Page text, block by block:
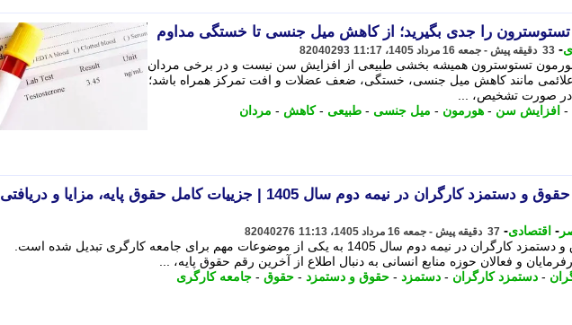
تستوسترون را جدی بگیرید؛ از کاهش میل جنسی تا خستگی مداوم
- 33 دقیقه پیش - جمعه 16 مرداد 1405، 11:17 82040293
هورمون تستوسترون همیشه بخشی طبیعی از افزایش سن نیست و در برخی مردان
علائمی مانند کاهش میل جنسی، خستگی، ضعف عضلات و افت تمرکز همراه باشد؛
صورت تشخیص، ...
- افزایش سن - هورمون - میل جنسی - طبیعی -کاهش - مردان
جدول حقوق و دستمزد کارگران در نیمه دوم سال 1405 | جزییات کامل حقوق پایه، مزایا و دریافتی
- اقتصادی- 37 دقیقه پیش - جمعه 16 مرداد 1405، 11:13 82040276
جدول حقوق و دستمزد کارگران در نیمه دوم سال 1405 به یکی از موضوعات مهم برای جامعه کارگری تبدیل شده است.
و فعالان حوزه منابع انسانی به دنبال اطلاع از آخرین رقم حقوق پایه، ...
- دستمزد کارگران - دستمزد - حقوق و دستمزد - حقوق - جامعه کارگری